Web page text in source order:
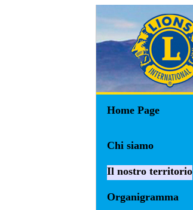
Home Page
Chi siamo
Il nostro territorio
Organigramma